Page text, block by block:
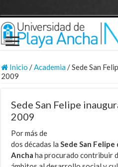
Inicio /Academia/Sede San
2009
Sede San Felipe
2009
Por más de
dos décadas laSede San Felipe
Ancha ha procurado contribuir